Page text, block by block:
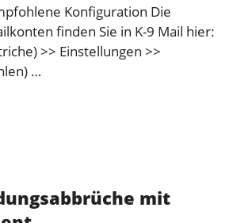
Konfiguration Die
finden Sie in K-9 Mail hier:
>> Einstellungen >>
…
mit